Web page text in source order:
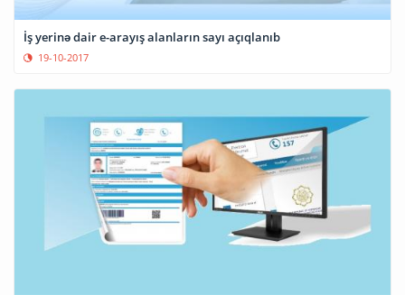
İş yerinə dair e-arayış alanların sayı açıqlanıb
19-10-2017